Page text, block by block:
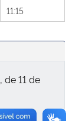
11:15
11 de